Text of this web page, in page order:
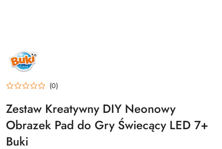
NAZWA
PRODUCENTA:
BUKI
(0)
Zestaw Kreatywny DIY Neonowy
Obrazek Pad do Gry Świecący LED 7+
Buki